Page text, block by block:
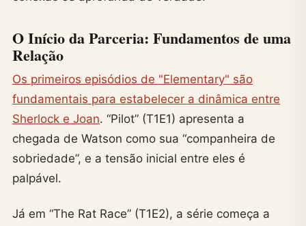
O Início da Parceria: Fundamentos de uma
Relação
Os primeiros episódios de "Elementary" são
fundamentais para estabelecer a dinâmica entre
Sherlock e Joan. “Pilot” (T1E1) apresenta a
chegada de Watson como sua “companheira de
sobriedade”, e a tensão inicial entre eles é
palpável.
Já em “The Rat Race” (T1E2), a série começa a